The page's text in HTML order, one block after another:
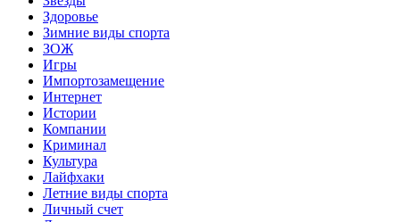
Здоровье
Зимние виды спорта
ЗОЖ
Игры
Импортозамещение
Интернет
Истории
Компании
Криминал
Культура
Лайфхаки
Летние виды спорта
Личный счет